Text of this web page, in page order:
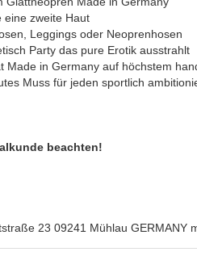
eine zweite Haut
Leggings oder Neoprenhosen
Party das pure Erotik ausstrahlt
in Germany auf höchstem
Muss für jeden sportlich
beachten!
23 09241 Mühlau GERMANY